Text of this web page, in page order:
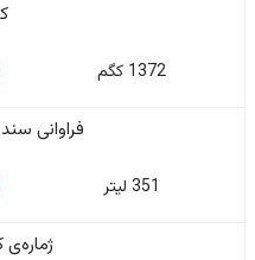
1372 کگم
فراوانی
351 لیتر